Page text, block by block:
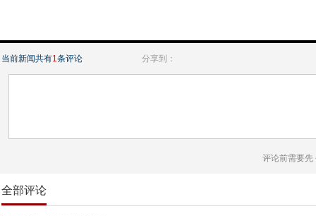
当前新闻共有1条评论 分享到：
评论前需要先
全部评论